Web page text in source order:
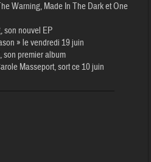
Warning, Made In The Dark et One
son nouvel EP
» le vendredi 19 juin
son premier album
Masseport, sort ce 10 juin